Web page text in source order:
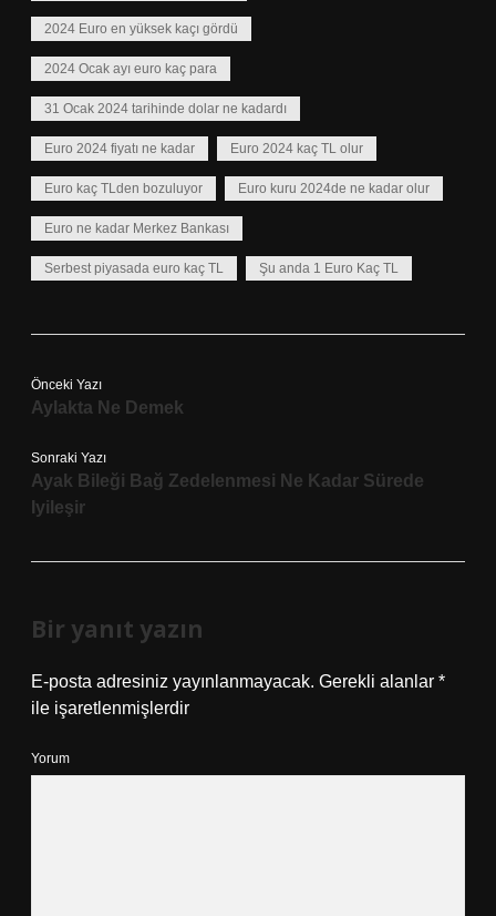
2024 Euro en yüksek kaçı gördü
2024 Ocak ayı euro kaç para
31 Ocak 2024 tarihinde dolar ne kadardı
Euro 2024 fiyatı ne kadar Euro 2024 kaç TL olur
Euro kaç TLden bozuluyor Euro kuru 2024de ne kadar olur
Euro ne kadar Merkez Bankası
Serbest piyasada euro kaç TL Şu anda 1 Euro Kaç TL
Önceki Yazı
Aylakta Ne Demek
Sonraki Yazı
Ayak Bileği Bağ Zedelenmesi Ne Kadar Sürede
Iyileşir
Bir yanıt yazın
E-posta adresiniz yayınlanmayacak. Gerekli alanlar *
ile işaretlenmişlerdir
Yorum